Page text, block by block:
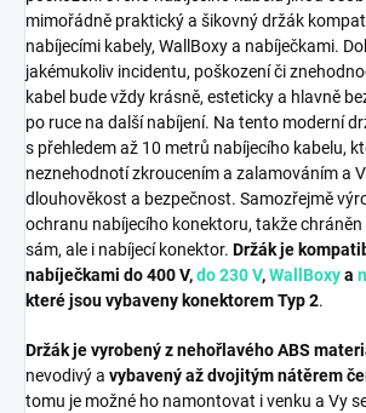
mimořádně praktický a šikovný držák
nabíjecími kabely, WallBoxy a nabíječkami.
jakémukoliv incidentu, poškození či
kabel bude vždy krásně, esteticky a hlavně
po ruce na další nabíjení. Na tento moderní
s přehledem až 10 metrů nabíjecího kabelu,
neznehodnotí zkroucením a zalamováním a
dlouhověkost a bezpečnost. Samozřejmě
ochranu nabíjecího konektoru, takže chráněn
sám, ale i nabíjecí konektor. Držák je
nabíječkami do 400 V,do 230 V,WallBoxya
které jsou vybaveny konektorem Typ 2.
Držák je vyrobený z nehořlavého ABS
nevodivý a vybavený až dvojitým nátěrem
tomu je možné ho namontovat i venku a Vy